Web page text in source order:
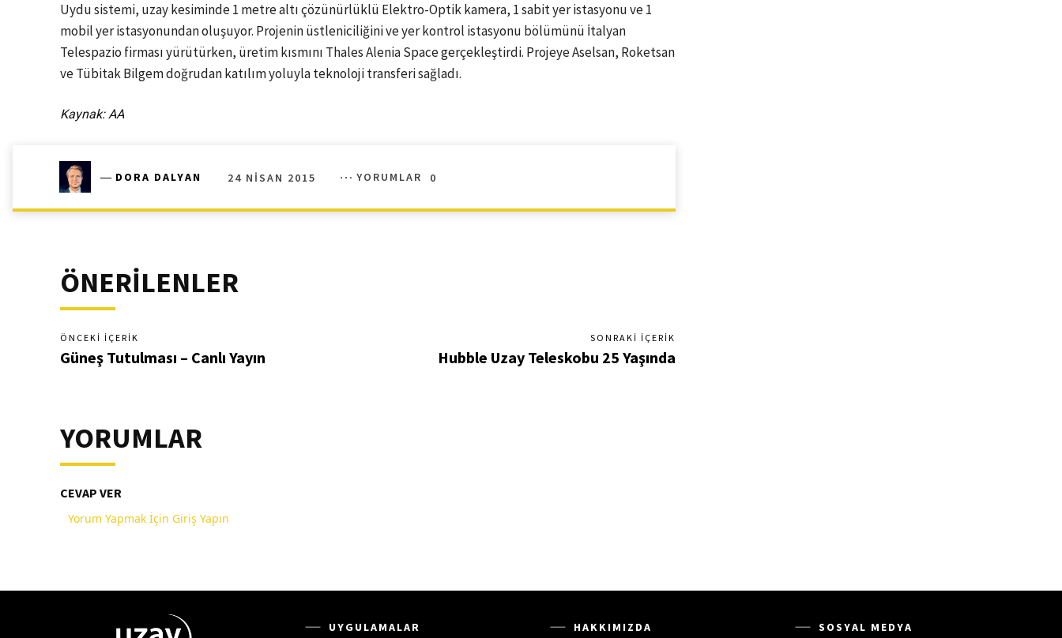
Uydu sistemi, uzay kesiminde 1 metre altı çözünürlüklü Elektro-Optik kamera, 1 sabit yer istasyonu ve 1
mobil yer istasyonundan oluşuyor. Projenin üstleniciliğini ve yer kontrol istasyonu bölümünü İtalyan
Telespazio firması yürütürken, üretim kısmını Thales Alenia Space gerçekleştirdi. Projeye Aselsan, Roketsan
ve Tübitak Bilgem doğrudan katılım yoluyla teknoloji transferi sağladı.
Kaynak: AA
― DORA DALYAN 24 NISAN 2015 YORUMLAR 0
ÖNERİLENLER
ÖNCEKI İÇERIK
Güneş Tutulması – Canlı Yayın
SONRAKI İÇERIK
Hubble Uzay Teleskobu 25 Yaşında
YORUMLAR
CEVAP VER
Yorum Yapmak İçin Giriş Yapın
UYGULAMALAR HAKKIMIZDA SOSYAL MEDYA